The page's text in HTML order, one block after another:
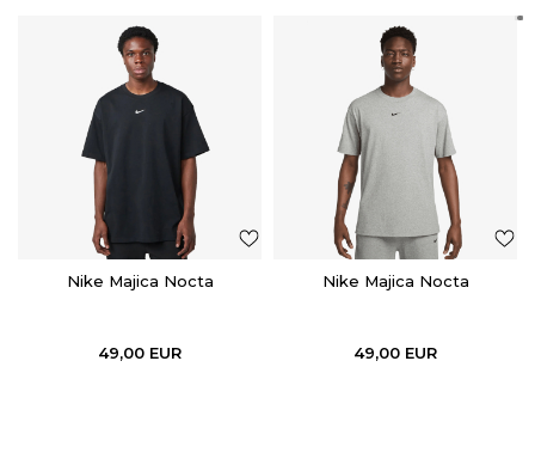
Nike Majica Nocta
49,00 EUR
Nike Majica Nocta
49,00 EUR